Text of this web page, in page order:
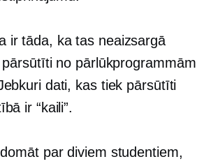
ir tāda, ka tas neaizsargā
no pārlūkprogrammām
dati, kas tiek pārsūtīti
ir “kaili”.
par diviem studentiem,